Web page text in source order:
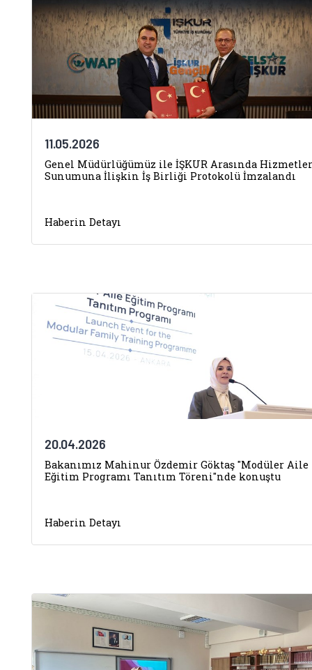
11.05.2026
Genel Müdürlüğümüz ile İŞKUR Arasında
Sunumuna İlişkin İş Birliği Protokolü İmzalandı
Haberin Detayı
20.04.2026
Bakanımız Mahinur Özdemir Göktaş "Modüler Aile
Eğitim Programı Tanıtım Töreni"nde konuştu
Haberin Detayı